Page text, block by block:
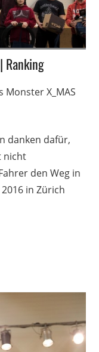
Ranking
X_MAS
danken dafür,
nicht
den Weg in
2016 in Zürich